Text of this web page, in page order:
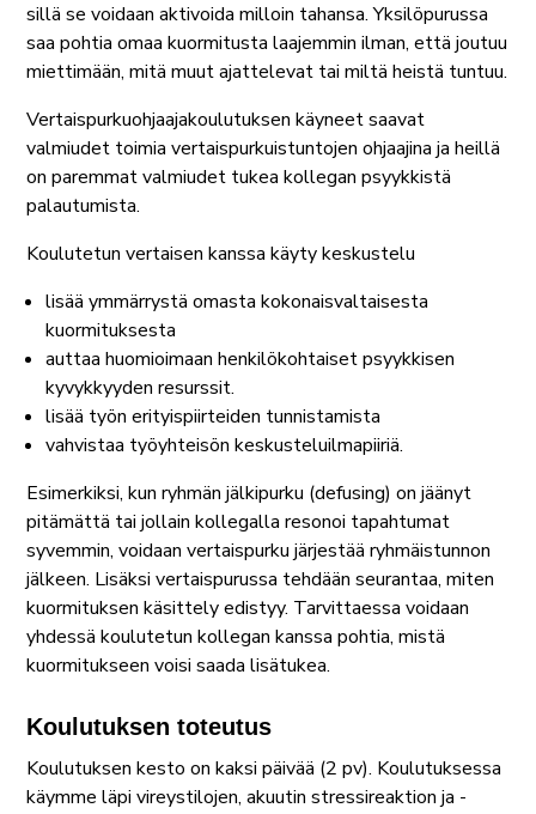
sillä se voidaan aktivoida milloin tahansa. Yksilöpurussa
saa pohtia omaa kuormitusta laajemmin ilman, että joutuu
miettimään, mitä muut ajattelevat tai miltä heistä tuntuu.
Vertaispurkuohjaajakoulutuksen käyneet saavat
valmiudet toimia vertaispurkuistuntojen ohjaajina ja heillä
on paremmat valmiudet tukea kollegan psyykkistä
palautumista.
Koulutetun vertaisen kanssa käyty keskustelu
lisää ymmärrystä omasta kokonaisvaltaisesta
kuormituksesta
auttaa huomioimaan henkilökohtaiset psyykkisen
kyvykkyyden resurssit.
lisää työn erityispiirteiden tunnistamista
vahvistaa työyhteisön keskusteluilmapiiriä.
Esimerkiksi, kun ryhmän jälkipurku (defusing) on jäänyt
pitämättä tai jollain kollegalla resonoi tapahtumat
syvemmin, voidaan vertaispurku järjestää ryhmäistunnon
jälkeen. Lisäksi vertaispurussa tehdään seurantaa, miten
kuormituksen käsittely edistyy. Tarvittaessa voidaan
yhdessä koulutetun kollegan kanssa pohtia, mistä
kuormitukseen voisi saada lisätukea.
Koulutuksen toteutus
Koulutuksen kesto on kaksi päivää (2 pv). Koulutuksessa
käymme läpi vireystilojen, akuutin stressireaktion ja -